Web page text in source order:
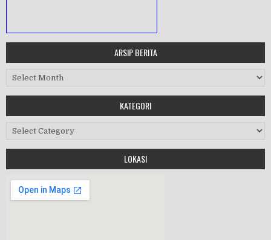
Workshop Perangkat 2019
HALAL BIHALAL
ARSIP BERITA
Arsip Berita
KATEGORI
Kategori
LOKASI